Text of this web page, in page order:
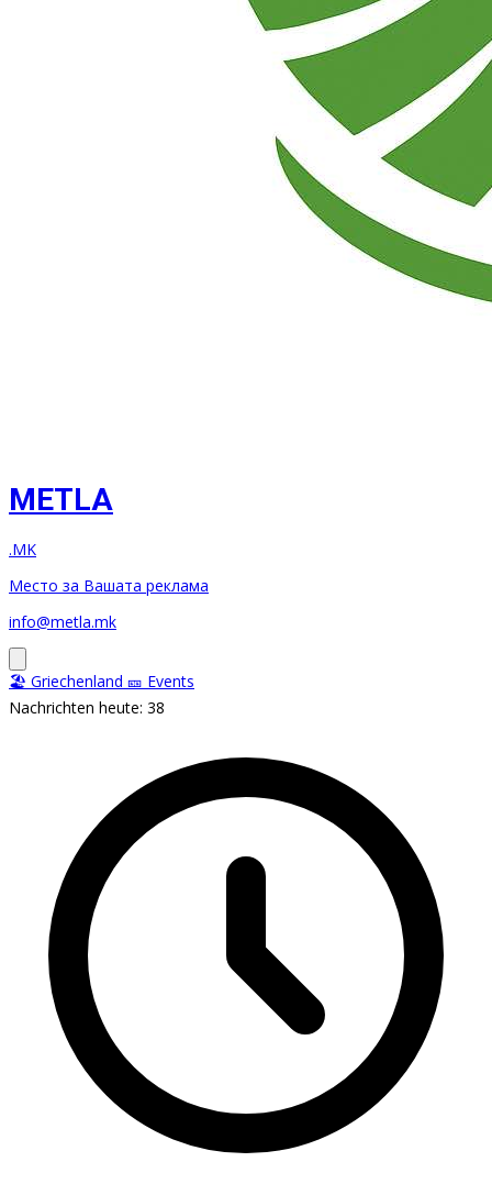
METLA
.MK
Место за Вашата реклама
info@metla.mk
🏖️ Griechenland 🎫 Events
Nachrichten heute: 38